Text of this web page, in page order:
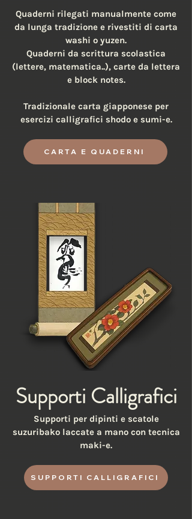
Quaderni rilegati manualmente come
da lunga tradizione e rivestiti di carta
washi o yuzen.
Quaderni da scrittura scolastica
(lettere, matematica..), carte da lettera
e block notes.
Tradizionale carta giapponese per
esercizi calligrafici shodo e sumi-e.
CARTA E QUADERNI
Supporti Calligrafici
Supporti per dipinti e scatole
suzuribako laccate a mano con tecnica
maki-e.
SUPPORTI CALLIGRAFICI